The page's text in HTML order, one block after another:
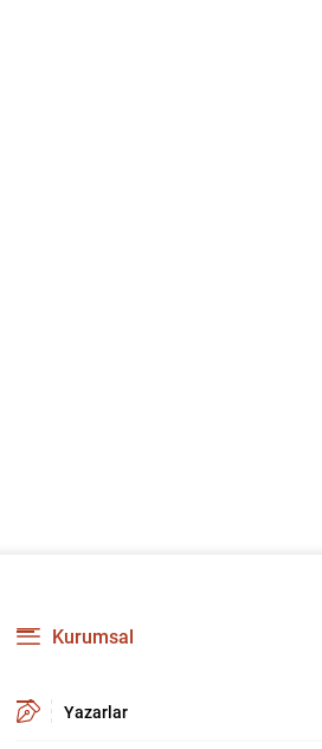
Kurumsal
Yazarlar